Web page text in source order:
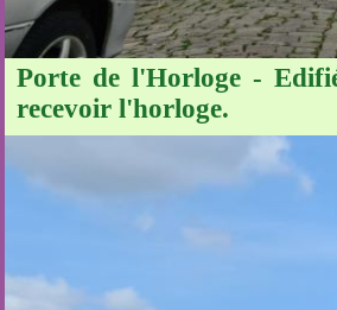
Porte de l'Horloge -
recevoir l'horloge.